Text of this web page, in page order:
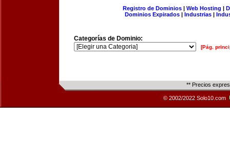
Registro de Dominios| Web Hosting |
Dominios Expirados | Industrias |
Categorías de Dominio:
[Pág.
** Precios
© 2002/2022 Solo10.com